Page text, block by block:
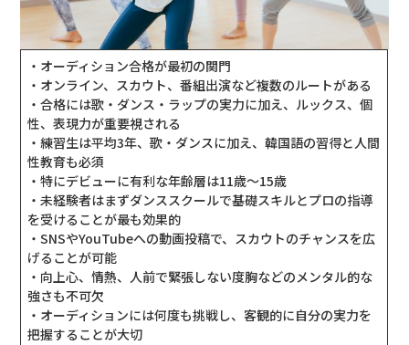
・オーディション合格が最初の関門
・オンライン、スカウト、番組出演など複数のルートがある
・合格には歌・ダンス・ラップの実力に加え、ルックス、個
性、表現力が重要視される
・練習生は平均3年、歌・ダンスに加え、韓国語の習得と人間
性教育も必須
・特にデビューに有利な年齢層は11歳〜15歳
・未経験者はまずダンススクールで基礎スキルとプロの指導
を受けることが最も効果的
・SNSやYouTubeへの動画投稿で、スカウトのチャンスを広
げることが可能
・向上心、情熱、人前で緊張しない度胸などのメンタル的な
強さも不可欠
・オーディションには何度も挑戦し、客観的に自分の実力を
把握することが大切